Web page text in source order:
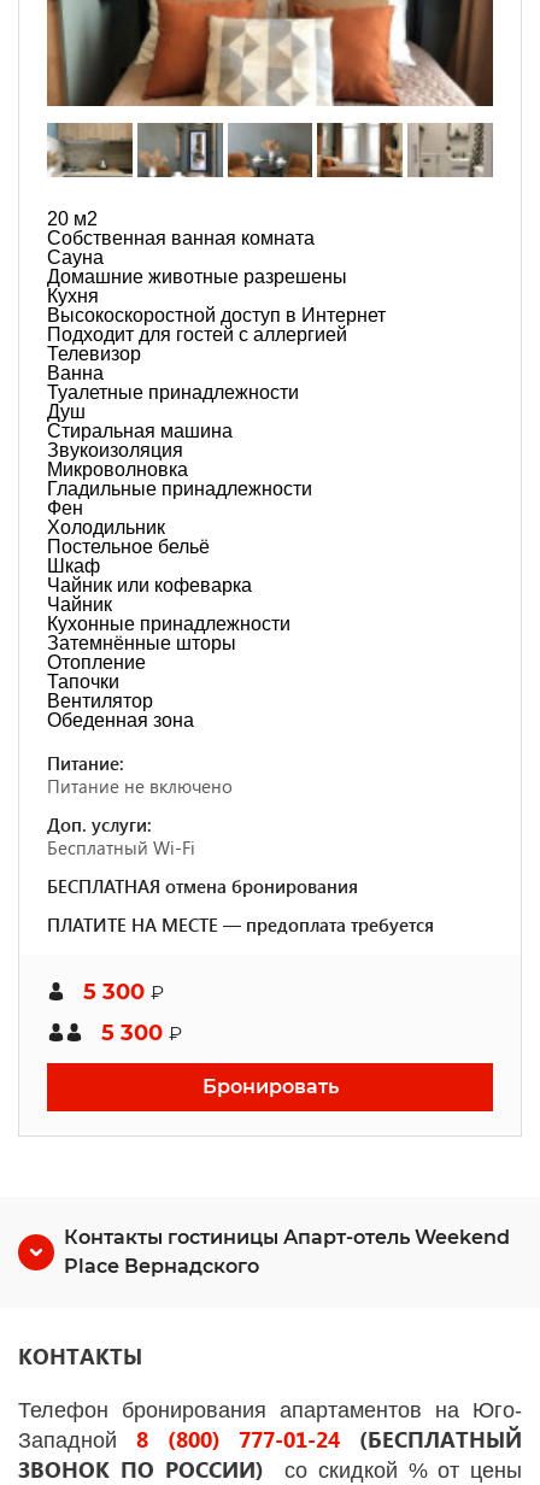
20 м2
Собственная ванная комната
Сауна
Домашние животные разрешены
Кухня
Высокоскоростной доступ в Интернет
Подходит для гостей с аллергией
Телевизор
Ванна
Туалетные принадлежности
Душ
Стиральная машина
Звукоизоляция
Микроволновка
Гладильные принадлежности
Фен
Холодильник
Постельное бельё
Шкаф
Чайник или кофеварка
Чайник
Кухонные принадлежности
Затемнённые шторы
Отопление
Тапочки
Вентилятор
Обеденная зона
Питание:
Питание не включено
Доп. услуги:
Бесплатный Wi-Fi
БЕСПЛАТНАЯ отмена бронирования
ПЛАТИТЕ НА МЕСТЕ — предоплата требуется
5 300 ₽
5 300 ₽
Бронировать
Контакты гостиницы Апарт-отель Weekend
Place Вернадского
КОНТАКТЫ
Телефон бронирования апартаментов на Юго-
Западной 8 (800) 777-01-24 (БЕСПЛАТНЫЙ
ЗВОНОК ПО РОССИИ)
со скидкой % от цены